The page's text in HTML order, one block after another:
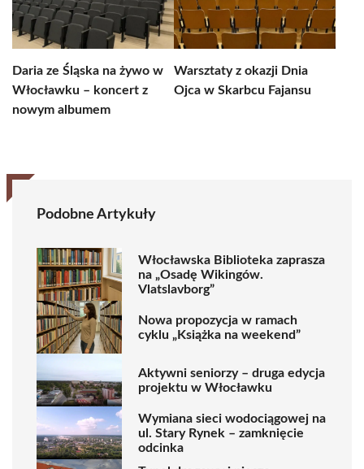
Daria ze Śląska na żywo w
Włocławku – koncert z
nowym albumem
Warsztaty z okazji Dnia
Ojca w Skarbcu Fajansu
Podobne Artykuły
Włocławska Biblioteka zaprasza
na „Osadę Wikingów.
Vlatslavborg”
Nowa propozycja w ramach
cyklu „Książka na weekend”
Aktywni seniorzy – druga edycja
projektu w Włocławku
Wymiana sieci wodociągowej na
ul. Stary Rynek – zamknięcie
odcinka